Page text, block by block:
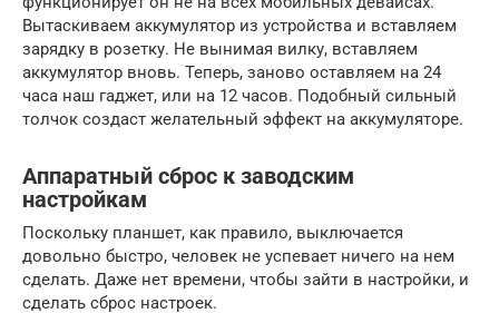
Вытаскиваем аккумулятор из устройства и вставляем
зарядку в розетку. Не вынимая вилку, вставляем
аккумулятор вновь. Теперь, заново оставляем на 24
часа наш гаджет, или на 12 часов. Подобный сильный
толчок создаст желательный эффект на аккумуляторе.
Аппаратный сброс к заводским
настройкам
Поскольку планшет, как правило, выключается
довольно быстро, человек не успевает ничего на нем
сделать. Даже нет времени, чтобы зайти в настройки, и
сделать сброс настроек.